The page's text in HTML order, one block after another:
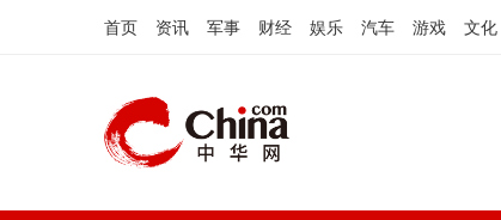
首页 资讯 军事 财经 娱乐 汽车 游戏 文化